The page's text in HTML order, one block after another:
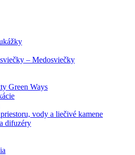
– Medosviečky
Green Ways
vody a liečivé kamene
difuzéry